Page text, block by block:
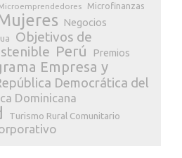
Microfinanzas
Negocios
Objetivos de
Perú
Premios
Empresa y
Democrática del
Dominicana
Turismo Rural Comunitario